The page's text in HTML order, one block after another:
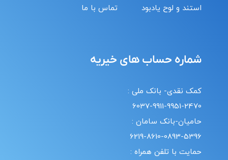
استند و لوح یادبود
تماس با ما
شماره حساب های خیریه
کمک نقدی- بانک ملی :
6037-9911-9951-2470
حامیان-بانک سامان :
6219-8610-0893-5396
حمایت با تلفن همراه :